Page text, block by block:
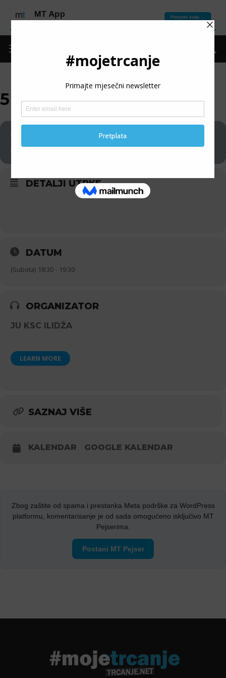
5K STOJČEVAC
13
06
5K STOJČEVAC
DETALJI UTRKE
DATUM
(Subota) 18:30 - 19:30
ORGANIZATOR
JU KSC ILIDŽA
LEARN MORE
SAZNAJ VIŠE
KALENDAR GOOGLE KALENDAR
Zbog zaštite od spama i prestanka Meta podrške za WordPress
platformu, komentarisanje je od sada omogućeno isključivo MT
Pejserima.
Postani MT Pejser